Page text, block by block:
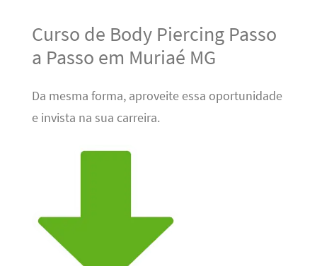
Curso de Body Piercing Passo
a Passo em Muriaé MG
Da mesma forma, aproveite essa oportunidade
e invista na sua carreira.